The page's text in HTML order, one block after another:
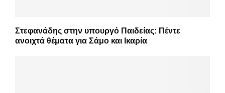
Στεφανάδης στην υπουργό Παιδείας: Πέντε
ανοιχτά θέματα για Σάμο και Ικαρία